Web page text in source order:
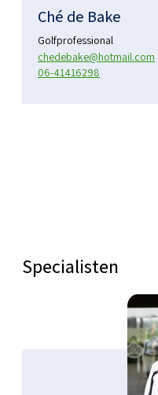
Ché de Bake
Golfprofessional
chedebake@hotmail.com
06-41416298
Specialisten